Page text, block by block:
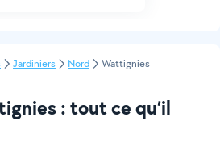
Jardiniers Nord Wattignies
: tout ce qu’il